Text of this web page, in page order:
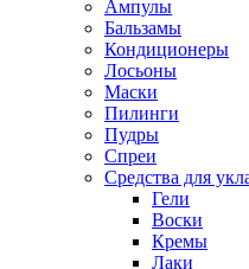
Ампулы
Бальзамы
Кондиционеры
Лосьоны
Маски
Пилинги
Пудры
Спреи
Средства для
Гели
Воски
Кремы
Лаки